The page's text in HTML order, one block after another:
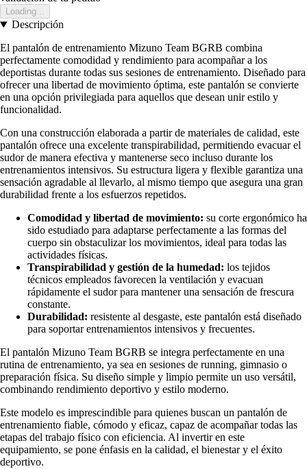
Loading...
Descripción
El pantalón de entrenamiento Mizuno Team BGRB combina
perfectamente comodidad y rendimiento para acompañar a los
deportistas durante todas sus sesiones de entrenamiento. Diseñado para
ofrecer una libertad de movimiento óptima, este pantalón se convierte
en una opción privilegiada para aquellos que desean unir estilo y
funcionalidad.
Con una construcción elaborada a partir de materiales de calidad, este
pantalón ofrece una excelente transpirabilidad, permitiendo evacuar el
sudor de manera efectiva y mantenerse seco incluso durante los
entrenamientos intensivos. Su estructura ligera y flexible garantiza una
sensación agradable al llevarlo, al mismo tiempo que asegura una gran
durabilidad frente a los esfuerzos repetidos.
Comodidad y libertad de movimiento: su corte ergonómico ha
sido estudiado para adaptarse perfectamente a las formas del
cuerpo sin obstaculizar los movimientos, ideal para todas las
actividades físicas.
Transpirabilidad y gestión de la humedad: los tejidos
técnicos empleados favorecen la ventilación y evacuan
rápidamente el sudor para mantener una sensación de frescura
constante.
Durabilidad: resistente al desgaste, este pantalón está diseñado
para soportar entrenamientos intensivos y frecuentes.
El pantalón Mizuno Team BGRB se integra perfectamente en una
rutina de entrenamiento, ya sea en sesiones de running, gimnasio o
preparación física. Su diseño simple y limpio permite un uso versátil,
combinando rendimiento deportivo y estilo moderno.
Este modelo es imprescindible para quienes buscan un pantalón de
entrenamiento fiable, cómodo y eficaz, capaz de acompañar todas las
etapas del trabajo físico con eficiencia. Al invertir en este
equipamiento, se pone énfasis en la calidad, el bienestar y el éxito
deportivo.